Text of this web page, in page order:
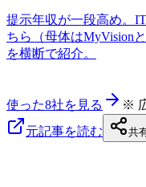
提示年収が一段高め。
ちら（母体はMyVision
を横断で紹介。
使った8社を見る
※
元記事を読む
共